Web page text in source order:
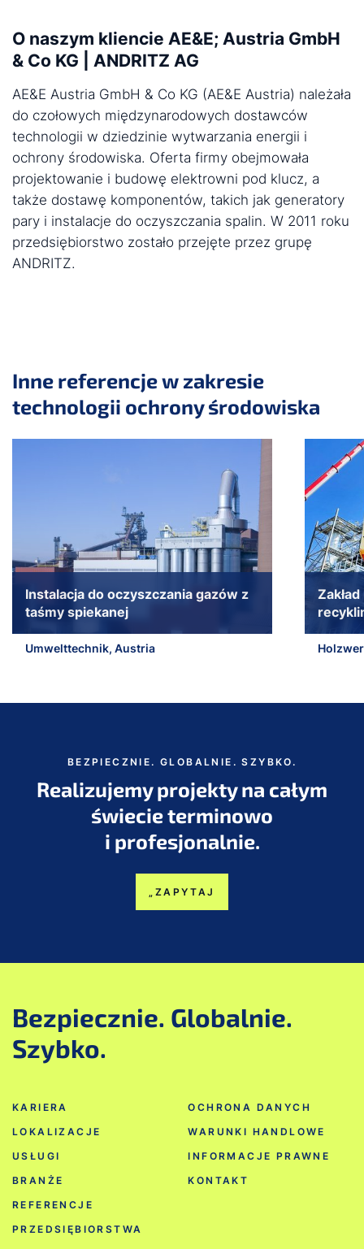
O naszym kliencie AE&E; Austria GmbH
& Co KG | ANDRITZ AG
AE&E Austria GmbH & Co KG (AE&E Austria) należała
do czołowych międzynarodowych dostawców
technologii w dziedzinie wytwarzania energii i
ochrony środowiska. Oferta firmy obejmowała
projektowanie i budowę elektrowni pod klucz, a
także dostawę komponentów, takich jak generatory
pary i instalacje do oczyszczania spalin. W 2011 roku
przedsiębiorstwo zostało przejęte przez grupę
ANDRITZ.
Inne referencje w zakresie
technologii ochrony środowiska
Instalacja do oczyszczania gazów z
taśmy spiekanej
Umwelttechnik, Austria
BEZPIECZNIE. GLOBALNIE. SZYBKO.
Realizujemy projekty na całym
świecie terminowo
i profesjonalnie.
„ZAPYTAJ
Bezpiecznie. Globalnie.
Szybko.
KARIERA
LOKALIZACJE
USŁUGI
BRANŻE
REFERENCJE
PRZEDSIĘBIORSTWA
OCHRONA DANYCH
WARUNKI HANDLOWE
INFORMACJE PRAWNE
KONTAKT